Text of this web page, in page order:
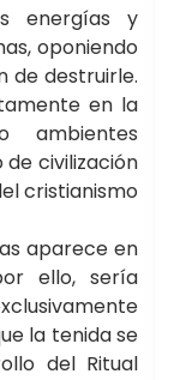
energías y
oponiendo
de destruirle.
en la
ambientes
civilización
cristianismo
aparece en
ello, sería
la tenida se
del Ritual